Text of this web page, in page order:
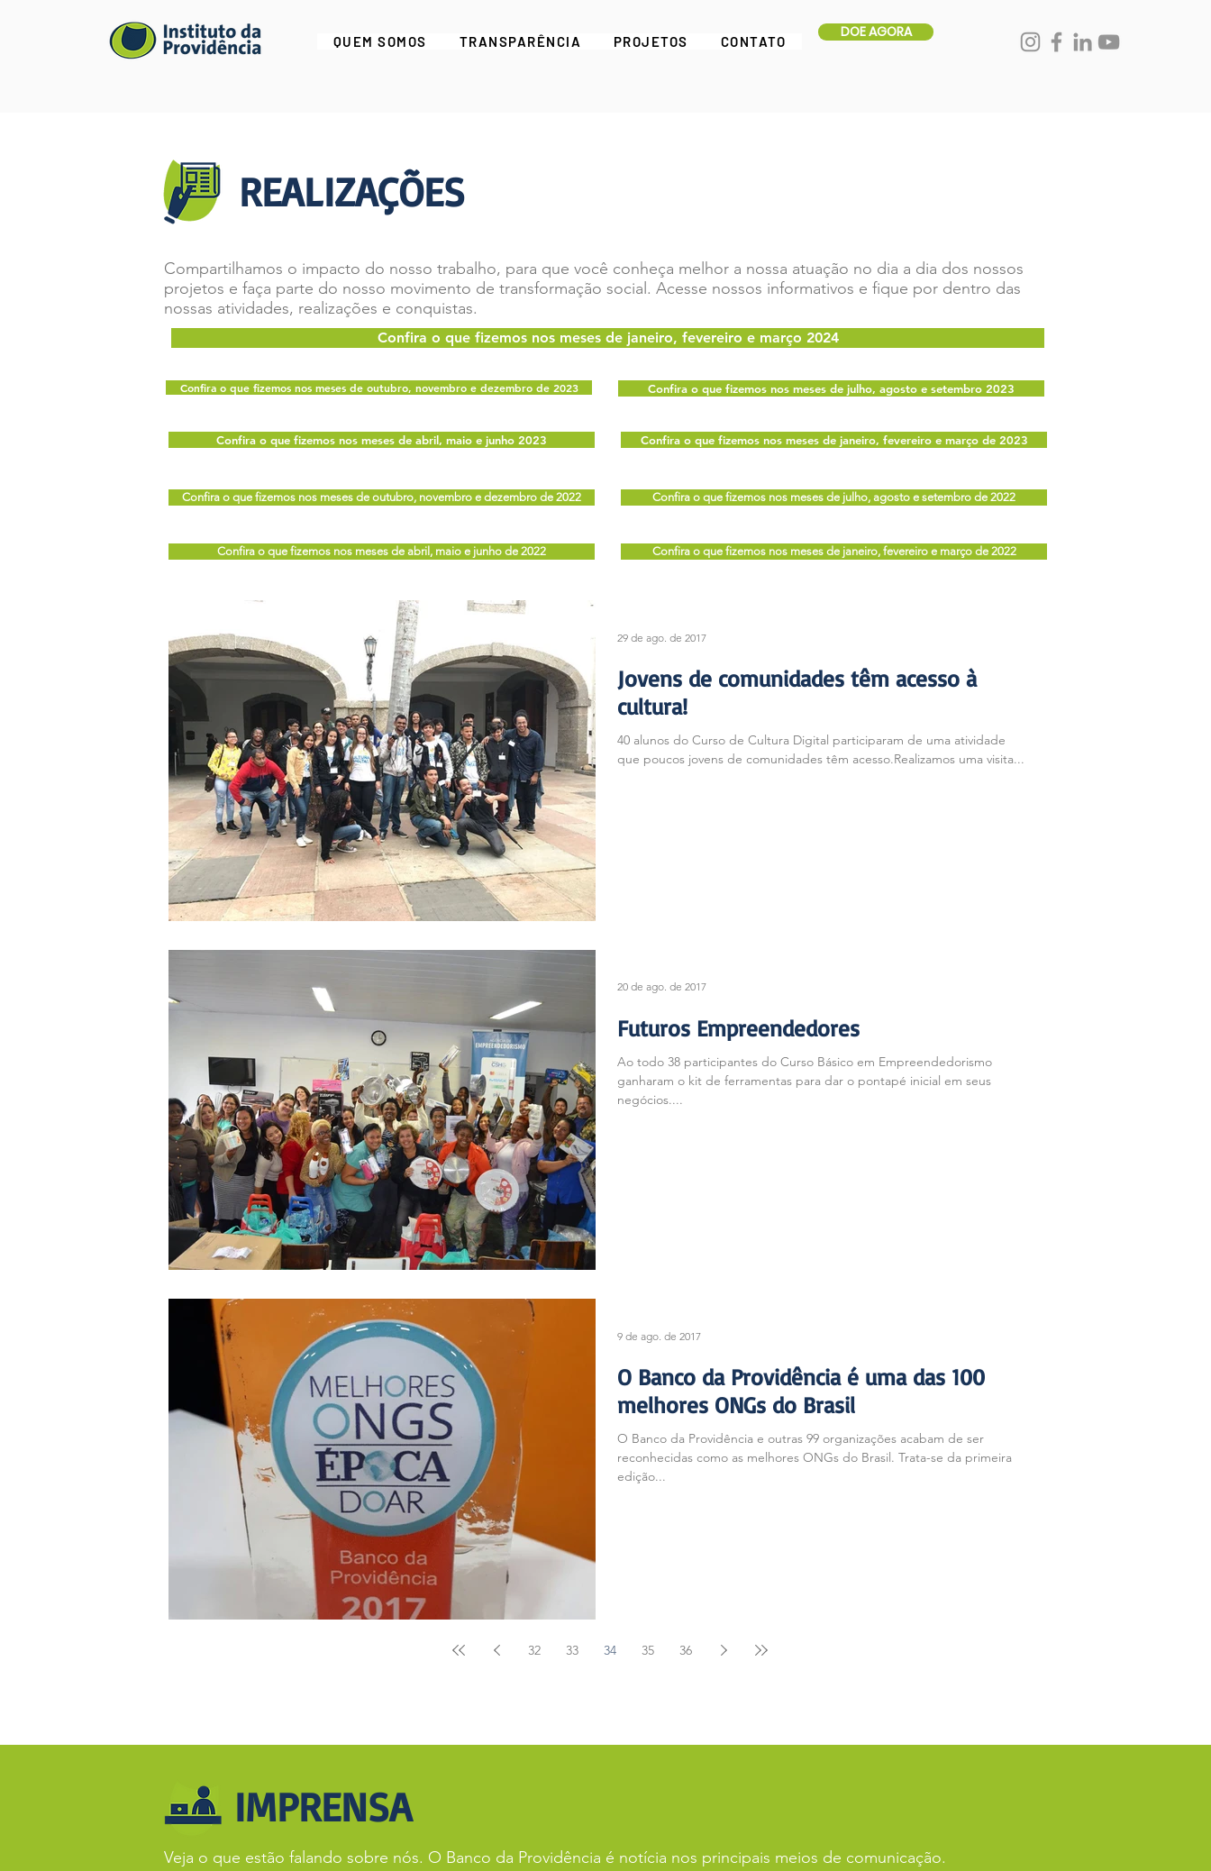
QUEM SOMOS TRANSPARÊNCIA PROJETOS CONTATO
DOE AGORA
REALIZAÇÕES
Compartilhamos o impacto do nosso trabalho, para que você conheça melhor a nossa atuação no dia a dia dos nossos
projetos e faça parte do nosso movimento de transformação social. Acesse nossos informativos e fique por dentro das
nossas atividades, realizações e conquistas.
Confira o que fizemos nos meses de janeiro, fevereiro e março 2024
Confira o que fizemos nos meses de outubro, novembro e dezembro de 2023
Confira o que fizemos nos meses de abril, maio e junho 2023
Confira o que fizemos nos meses de julho, agosto e setembro 2023
Confira o que fizemos nos meses de janeiro, fevereiro e março de 2023
Confira o que fizemos nos meses de outubro, novembro e dezembro de 2022
Confira o que fizemos nos meses de abril, maio e junho de 2022
Confira o que fizemos nos meses de julho, agosto e setembro de 2022
Confira o que fizemos nos meses de janeiro, fevereiro e março de 2022
Jovens de comunidades têm acesso à
cultura!
40 alunos do Curso de Cultura Digital participaram de uma atividade
que poucos jovens de comunidades têm acesso.Realizamos uma visita...
29 de ago. de 2017
Futuros Empreendedores
Ao todo 38 participantes do Curso Básico em Empreendedorismo
ganharam o kit de ferramentas para dar o pontapé inicial em seus
negócios....
20 de ago. de 2017
O Banco da Providência é uma das 100
melhores ONGs do Brasil
O Banco da Providência e outras 99 organizações acabam de ser
reconhecidas como as melhores ONGs do Brasil. Trata-se da primeira
edição...
9 de ago. de 2017
32 33 34 35 36
Veja o que estão falando sobre nós. O Banco da Providência é notícia nos principais meios de comunicação.
IMPRENSA